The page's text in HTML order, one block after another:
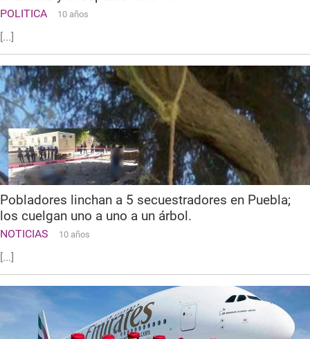
POLITICA 10 años
[...]
Pobladores linchan a 5 secuestradores en Puebla;
los cuelgan uno a uno a un árbol.
NOTICIAS 10 años
[...]